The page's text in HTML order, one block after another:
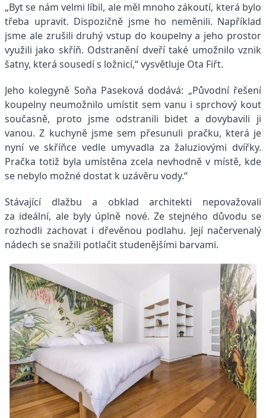
„Byt se nám velmi líbil, ale měl mnoho zákoutí, která bylo
třeba upravit. Dispozičně jsme ho neměnili. Například
jsme ale zrušili druhý vstup do koupelny a jeho prostor
využili jako skříň. Odstranění dveří také umožnilo vznik
šatny, která sousedí s ložnicí,“ vysvětluje Ota Fiřt.
Jeho kolegyně Soňa Paseková dodává: „Původní řešení
koupelny neumožnilo umístit sem vanu i sprchový kout
současně, proto jsme odstranili bidet a dovybavili ji
vanou. Z kuchyně jsme sem přesunuli pračku, která je
nyní ve skříňce vedle umyvadla za žaluziovými dvířky.
Pračka totiž byla umístěna zcela nevhodně v místě, kde
se nebylo možné dostat k uzávěru vody.“
Stávající dlažbu a obklad architekti nepovažovali
za ideální, ale byly úplně nové. Ze stejného důvodu se
rozhodli zachovat i dřevěnou podlahu. Její načervenalý
nádech se snažili potlačit studenějšími barvami.